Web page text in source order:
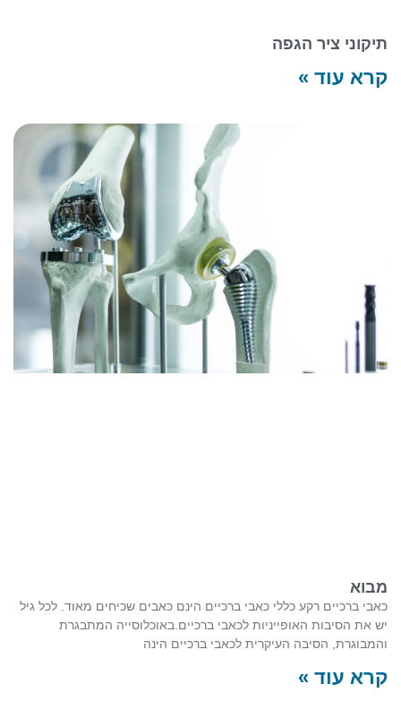
תיקוני ציר הגפה
קרא עוד »
מבוא
כאבי ברכיים רקע כללי כאבי ברכיים הינם כאבים שכיחים מאוד. לכל גיל
יש את הסיבות האופייניות לכאבי ברכיים.באוכלוסייה המתבגרת
והמבוגרת, הסיבה העיקרית לכאבי ברכיים הינה
קרא עוד »